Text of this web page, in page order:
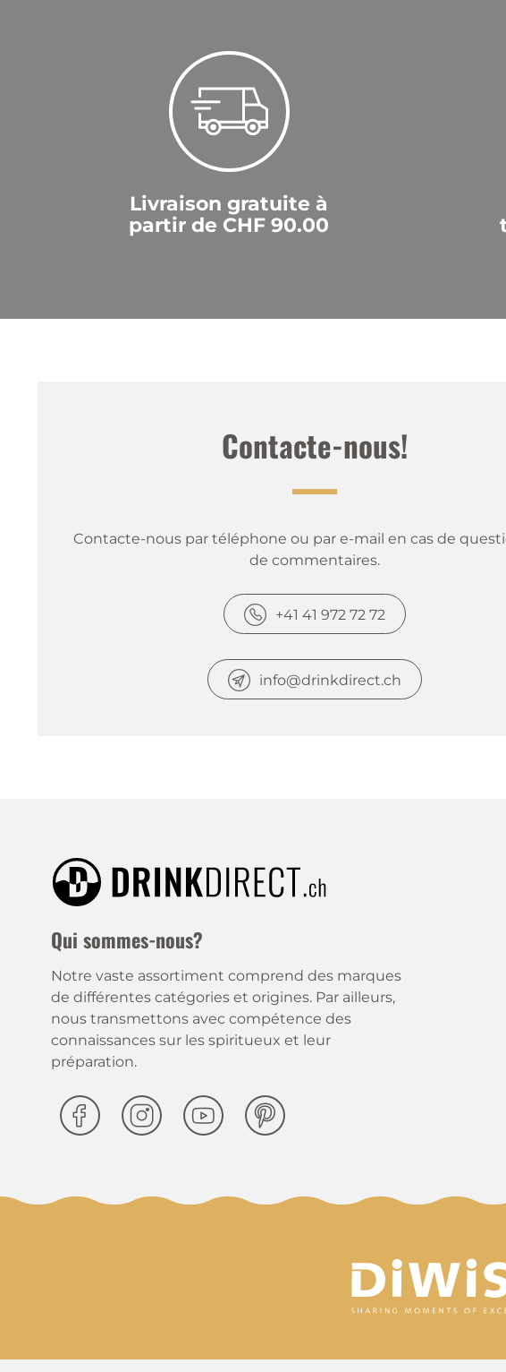
Livraison gratuite à
partir de CHF 90.00
Contacte-nous!
Contacte-nous par téléphone ou par e-mail en cas de
de commentaires.
+41 41 972 72 72
info@drinkdirect.ch
Qui sommes-nous?
Notre vaste assortiment comprend des marques
de différentes catégories et origines. Par ailleurs,
nous transmettons avec compétence des
connaissances sur les spiritueux et leur
préparation.